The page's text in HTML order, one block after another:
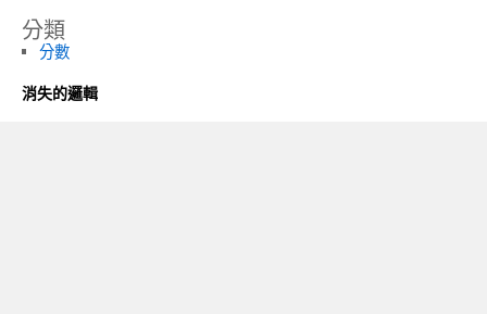
分類
分數
消失的邏輯